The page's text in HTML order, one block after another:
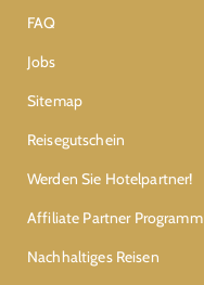
FAQ
Jobs
Sitemap
Reisegutschein
Werden Sie Hotelpartner!
Affiliate Partner Programm
Nachhaltiges Reisen